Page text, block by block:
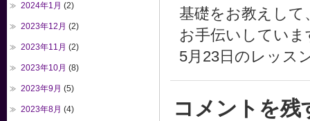
基礎をお教えし
お手伝いしていま
5月23日のレッス
コメントを残
2024年1月 (2)
2023年12月 (2)
2023年11月 (2)
2023年10月 (8)
2023年9月 (5)
2023年8月 (4)